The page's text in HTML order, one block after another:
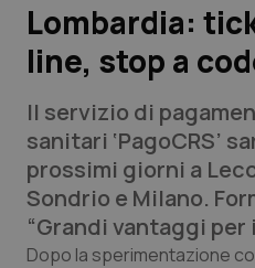
Lavoro e Professioni
Scienza e Farmaci
Studi e Analisi
Lettere al direttore
Lombardia:
line, stop a
Il servizio di
sanitari ‘PagoCRS’
prossimi giorni a
Sondrio e Milano.
“Grandi vantaggi
Dopo la sperimentazione